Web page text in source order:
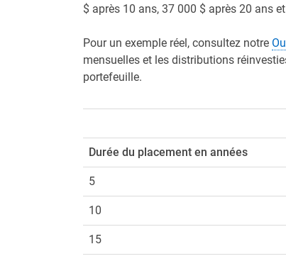
$ après 10 ans, 37 000 $ après 20 ans
Pour un exemple réel, consultez notre
mensuelles et les distributions
portefeuille.
Durée du placement en années
5
10
15